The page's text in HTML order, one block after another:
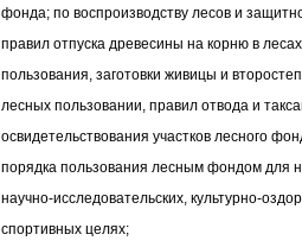
фонда; по воспроизводству лесов и
правил отпуска древесины на корню в
пользования, заготовки живицы и
лесных пользовании, правил отвода и
освидетельствования участков лесного
порядка пользования лесным фондом для
научно-исследовательских, культурно-
спортивных целях;